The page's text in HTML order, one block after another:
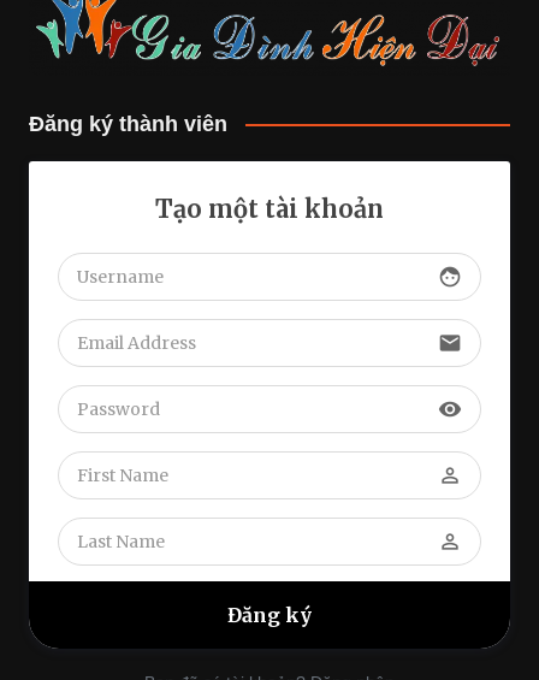
Đăng ký thành viên
Tạo một tài khoản
face
email
visibility
perm_identity
perm_identity